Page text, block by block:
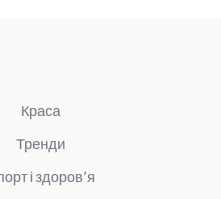
Краса
Тренди
і здоров’я